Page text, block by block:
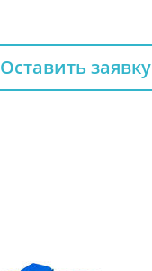
Оставить заявку